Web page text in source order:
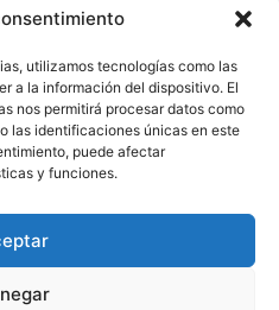
utilizamos tecnologías como las
a la información del dispositivo. El
nos permitirá procesar datos como
las identificaciones únicas en este
puede afectar
y funciones.